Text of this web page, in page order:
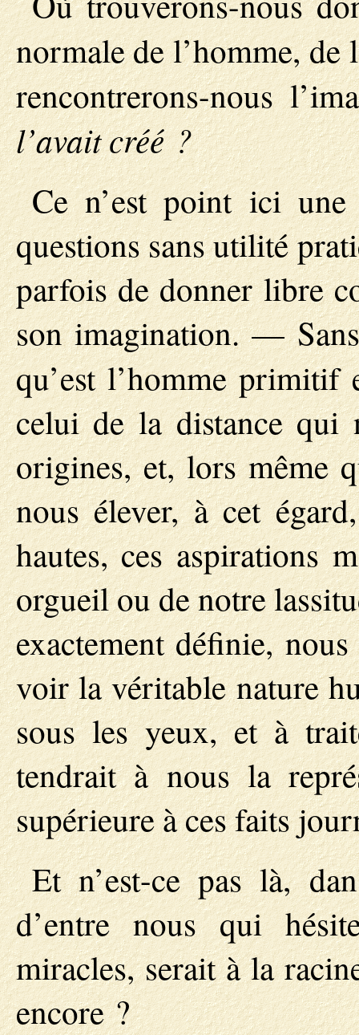
normale de l’homme,
rencontrerons-nous
l’avait créé ?
Ce n’est point ici une
questions sans utilité
parfois de donner libre
son imagination. —
qu’est l’homme
celui de la distance qui
origines, et, lors même
nous élever, à cet
hautes, ces aspirations
orgueil ou de notre
exactement définie,
voir la véritable nature
sous les yeux, et à
tendrait à nous la
supérieure à ces faits
Et n’est-ce pas là,
d’entre nous qui
miracles, serait à la
encore ?